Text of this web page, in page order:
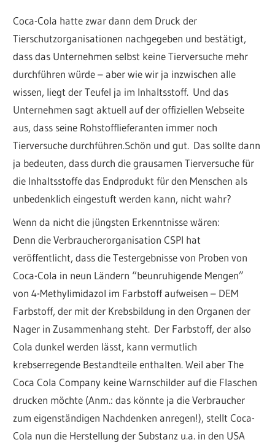
Coca-Cola hatte zwar dann dem Druck der
Tierschutzorganisationen nachgegeben und bestätigt,
dass das Unternehmen selbst keine Tierversuche mehr
durchführen würde – aber wie wir ja inzwischen alle
wissen, liegt der Teufel ja im Inhaltsstoff. Und das
Unternehmen sagt aktuell auf der offiziellen Webseite
aus, dass seine Rohstofflieferanten immer noch
Tierversuche durchführen.Schön und gut. Das sollte dann
ja bedeuten, dass durch die grausamen Tierversuche für
die Inhaltsstoffe das Endprodukt für den Menschen als
unbedenklich eingestuft werden kann, nicht wahr?
Wenn da nicht die jüngsten Erkenntnisse wären:
Denn die Verbraucherorganisation CSPI hat
veröffentlicht, dass die Testergebnisse von Proben von
Coca-Cola in neun Ländern “beunruhigende Mengen”
von 4-Methylimidazol im Farbstoff aufweisen – DEM
Farbstoff, der mit der Krebsbildung in den Organen der
Nager in Zusammenhang steht. Der Farbstoff, der also
Cola dunkel werden lässt, kann vermutlich
krebserregende Bestandteile enthalten. Weil aber The
Coca Cola Company keine Warnschilder auf die Flaschen
drucken möchte (Anm.: das könnte ja die Verbraucher
zum eigenständigen Nachdenken anregen!), stellt Coca-
Cola nun die Herstellung der Substanz u.a. in den USA